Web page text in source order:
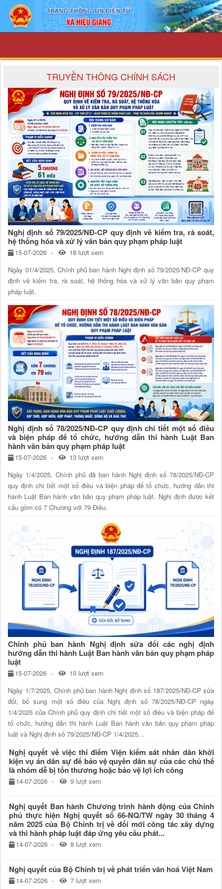
Truyền thông chính sách - UBND xã
TRUYỀN THÔNG CHÍNH SÁCH
Nghị định số 79/2025/NĐ-CP quy định về kiểm tra, rà soát,
hệ thống hóa và xử lý văn bản quy phạm pháp luật
15-07-2026
18 lượt xem
Ngày 01/4/2025, Chính phủ ban hành Nghị định số 79/2025/NĐ-CP quy
định về kiểm tra, rà soát, hệ thống hóa và xử lý văn bản quy phạm
pháp luật.
Nghị định số 78/2025/NĐ-CP quy định chi tiết một số điều
và biện pháp để tổ chức, hướng dẫn thi hành Luật Ban
hành văn bản quy phạm pháp luật
15-07-2026
13 lượt xem
Ngày 1/4/2025, Chính phủ đã ban hành Nghị định số 78/2025/NĐ-CP
quy định chi tiết một số điều và biện pháp để tổ chức, hướng dẫn thi
hành Luật Ban hành văn bản quy phạm pháp luật. Nghị định được kết
cấu gồm có 7 Chương với 79 Điều.
Chính phủ ban hành Nghị định sửa đổi các nghị định
hướng dẫn thi hành Luật Ban hành văn bản quy phạm pháp
luật
15-07-2026
10 lượt xem
Ngày 1/7/2025, Chính phủ ban hành Nghị định số 187/2025/NĐ-CP sửa
đổi, bổ sung một số điều của Nghị định số 78/2025/NĐ-CP ngày
1/4/2025 của Chính phủ quy định chi tiết một số điều và biện pháp để
tổ chức, hướng dẫn thi hành Luật Ban hành văn bản quy phạm pháp
luật và Nghị định số 79/2025/NĐ-CP 1/4/2025...
Nghị quyết về việc thí điểm Viện kiểm sát nhân dân khởi
kiện vụ án dân sự để bảo vệ quyền dân sự của các chủ thể
là nhóm dễ bị tổn thương hoặc bảo vệ lợi ích công
14-07-2026 9 lượt xem
Nghị quyết Ban hành Chương trình hành động của Chính
phủ thực hiện Nghị quyết số 66-NQ/TW ngày 30 tháng 4
năm 2025 của Bộ Chính trị về đối mới công tác xây dựng
và thì hành pháp luật đáp ứng yêu cầu phát...
14-07-2026 8 lượt xem
Nghị quyết của Bộ Chính trị về phát triển văn hoá Việt Nam
14-07-2026 7 lượt xem